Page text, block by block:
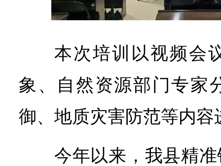
本次培训以视频会
象、自然资源部门专家
御、地质灾害防范等内容
今年以来，我县精